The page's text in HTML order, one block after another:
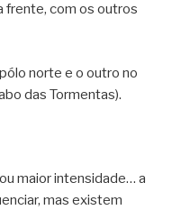
frente, com os outros
norte e o outro no
das Tormentas).
maior intensidade… a
mas existem